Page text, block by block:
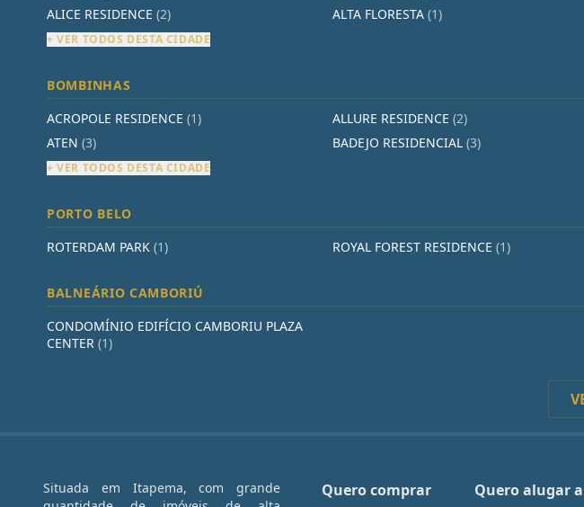
ALICE RESIDENCE (2) ALTA FLORESTA (1)
+ VER TODOS DESTA CIDADE
BOMBINHAS
ACROPOLE RESIDENCE (1) ALLURE RESIDENCE (2)
ATEN (3) BADEJO RESIDENCIAL (3)
+ VER TODOS DESTA CIDADE
PORTO BELO
ROTERDAM PARK (1) ROYAL FOREST RESIDENCE (1)
BALNEÁRIO CAMBORIÚ
CONDOMÍNIO EDIFÍCIO CAMBORIU PLAZA
CENTER (1)
Situada em Itapema, com grande
Quero comprar Quero alugar